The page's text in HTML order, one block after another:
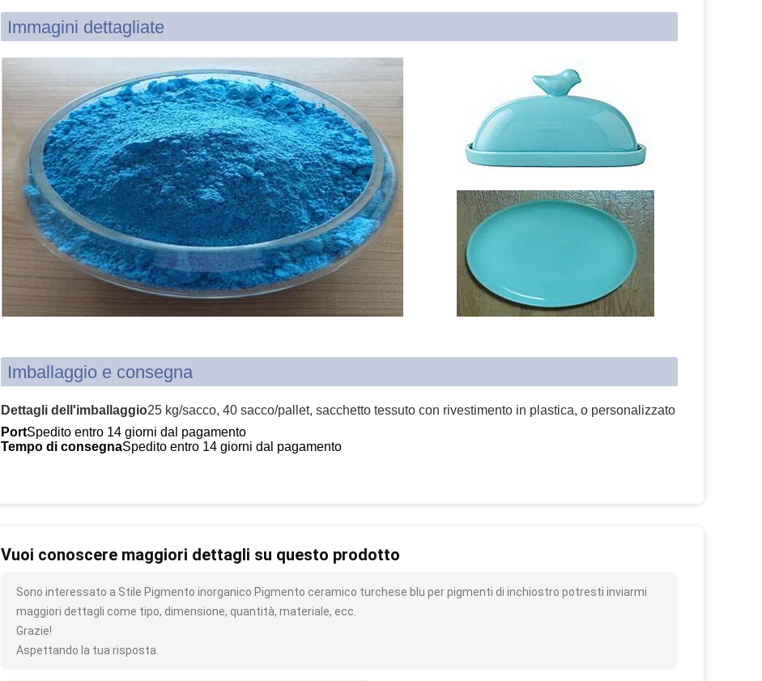
Immagini dettagliate
Imballaggio e consegna
Dettagli dell'imballaggio25 kg/sacco, 40 sacco/pallet, sacchetto tessuto con rivestimento in plastica, o personalizzato
PortSpedito entro 14 giorni dal pagamento
Tempo di consegnaSpedito entro 14 giorni dal pagamento
Vuoi conoscere maggiori dettagli su questo prodotto
Sono interessato a Stile Pigmento inorganico Pigmento ceramico turchese blu per pigmenti di inchiostro potresti inviarmi
maggiori dettagli come tipo, dimensione, quantità, materiale, ecc.
Grazie!
Aspettando la tua risposta.